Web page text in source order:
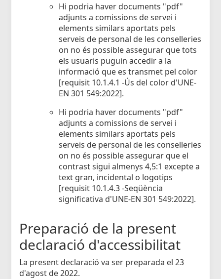
Hi podria haver documents "pdf"
adjunts a comissions de servei i
elements similars aportats pels
serveis de personal de les conselleries
on no és possible assegurar que tots
els usuaris puguin accedir a la
informació que es transmet pel color
[requisit 10.1.4.1 -Ús del color d'UNE-
EN 301 549:2022].
Hi podria haver documents "pdf"
adjunts a comissions de servei i
elements similars aportats pels
serveis de personal de les conselleries
on no és possible assegurar que el
contrast sigui almenys 4,5:1 excepte a
text gran, incidental o logotips
[requisit 10.1.4.3 -Seqüència
significativa d'UNE-EN 301 549:2022].
Preparació de la present
declaració d'accessibilitat
La present declaració va ser preparada el 23
d'agost de 2022.